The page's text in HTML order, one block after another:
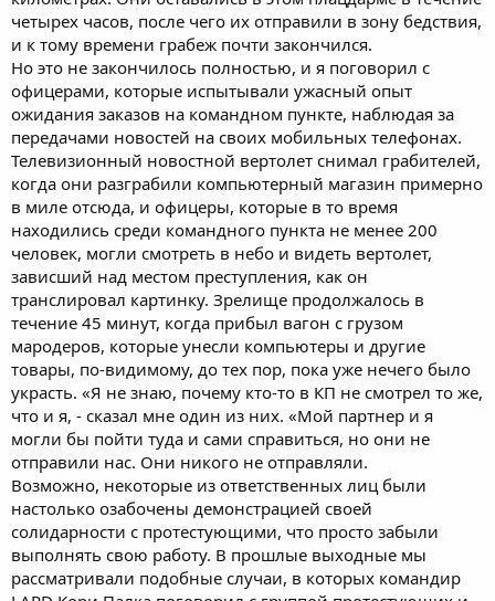
четырех часов, после чего их отправили в зону бедствия,
и к тому времени грабеж почти закончился.
Но это не закончилось полностью, и я поговорил с
офицерами, которые испытывали ужасный опыт
ожидания заказов на командном пункте, наблюдая за
передачами новостей на своих мобильных телефонах.
Телевизионный новостной вертолет снимал грабителей,
когда они разграбили компьютерный магазин примерно
в миле отсюда, и офицеры, которые в то время
находились среди командного пункта не менее 200
человек, могли смотреть в небо и видеть вертолет,
зависший над местом преступления, как он
транслировал картинку. Зрелище продолжалось в
течение 45 минут, когда прибыл вагон с грузом
мародеров, которые унесли компьютеры и другие
товары, по-видимому, до тех пор, пока уже нечего было
украсть. «Я не знаю, почему кто-то в КП не смотрел то же,
что и я, - сказал мне один из них. «Мой партнер и я
могли бы пойти туда и сами справиться, но они не
отправили нас. Они никого не отправляли.
Возможно, некоторые из ответственных лиц были
настолько озабочены демонстрацией своей
солидарности с протестующими, что просто забыли
выполнять свою работу. В прошлые выходные мы
рассматривали подобные случаи, в которых командир